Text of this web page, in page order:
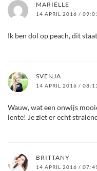
MARIËLLE
14 APRIL 2016 / 09:01
Ik ben dol op peach, dit
SVENJA
14 APRIL 2016 /
Wauw, wat een onwijs
lente! Je ziet er echt
BRITTANY
14 APRIL 2016 /